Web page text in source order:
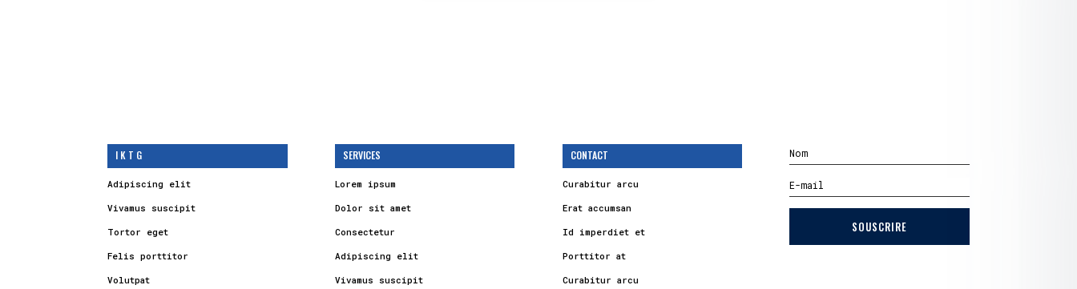
I K T G
Adipiscing elit
Vivamus suscipit
Tortor eget
Felis porttitor
Volutpat
SERVICES
Lorem ipsum
Dolor sit amet
Consectetur
Adipiscing elit
Vivamus suscipit
CONTACT
Curabitur arcu
Erat accumsan
Id imperdiet et
Porttitor at
Curabitur arcu
SOUSCRIRE